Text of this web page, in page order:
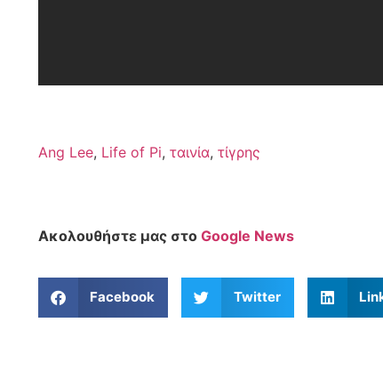
Ang Lee, Life of Pi, ταινία, τίγρης
Ακολουθήστε μας στο Google News
Facebook Twitter